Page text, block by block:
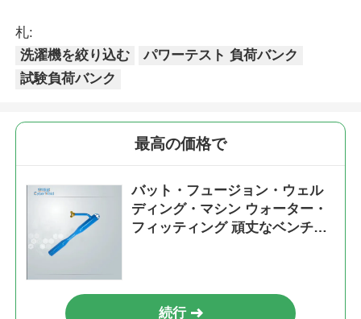
札:
洗濯機を絞り込む
パワーテスト 負荷バンク
試験負荷バンク
最高の価格で
バット・フュージョン・ウェル
ディング・マシン ウォーター・
フィッティング 頑丈なベンチュ
続行